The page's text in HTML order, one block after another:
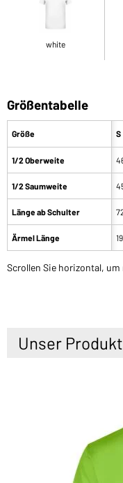
white
Größentabelle
Größe
1/2 Oberweite
1/2 Saumweite
Länge ab Schulter
Ärmel Länge
S
Scrollen Sie horizontal, um
Unser